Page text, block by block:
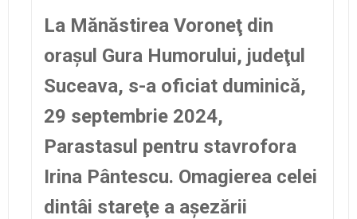
La Mănăstirea Voroneţ din
oraşul Gura Humorului, judeţul
Suceava, s-a oficiat duminică,
29 septembrie 2024,
Parastasul pentru stavrofora
Irina Pântescu. Omagierea celei
dintâi stareţe a aşezării